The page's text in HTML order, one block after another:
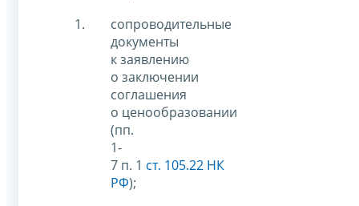
сопроводительные
документы
к заявлению
о заключении
соглашения
о ценообразовании
(пп.
1-
7 п. 1 ст. 105.22 НК
РФ);